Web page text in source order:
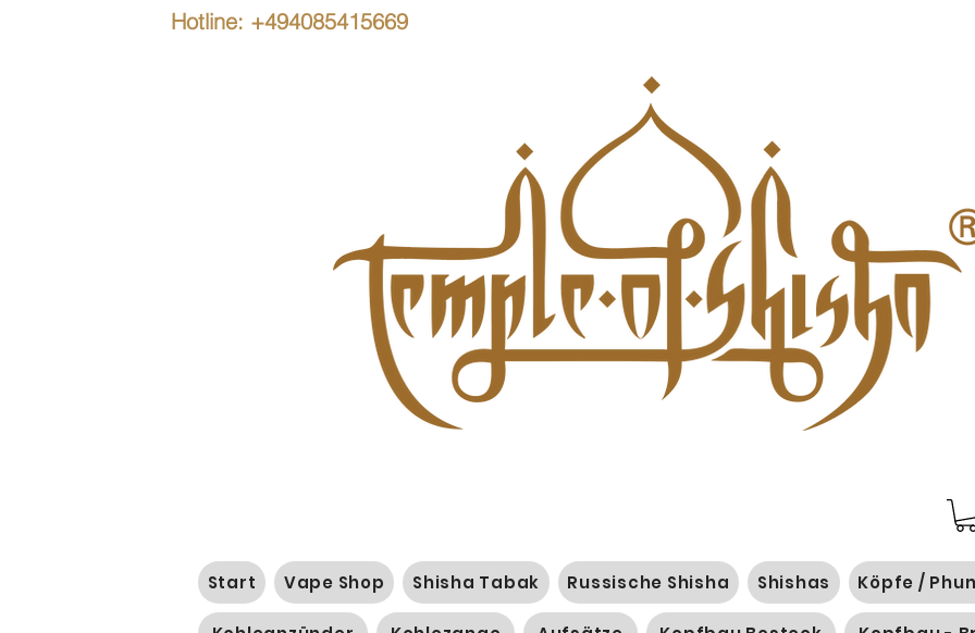
Hotline: +494085415669
Start Vape Shop Shisha Tabak Russische Shisha Shishas Köpfe /